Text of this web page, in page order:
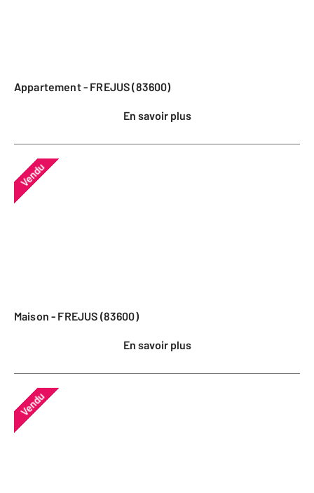
Appartement - FREJUS (83600)
En savoir plus
Vendu
Maison - FREJUS (83600)
En savoir plus
Vendu